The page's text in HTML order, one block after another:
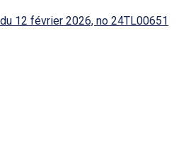
12 février 2026, no 24TL00651